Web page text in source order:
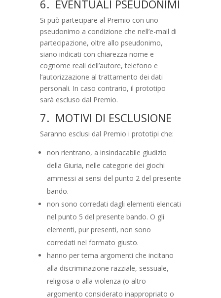
6. EVENTUALI PSEUDONIMI
Si può partecipare al Premio con uno
pseudonimo a condizione che nell’e-mail di
partecipazione, oltre allo pseudonimo,
siano indicati con chiarezza nome e
cognome reali dell’autore, telefono e
l’autorizzazione al trattamento dei dati
personali. In caso contrario, il prototipo
sarà escluso dal Premio.
7. MOTIVI DI ESCLUSIONE
Saranno esclusi dal Premio i prototipi che:
non rientrano, a insindacabile giudizio
della Giuria, nelle categorie dei giochi
ammessi ai sensi del punto 2 del presente
bando.
non sono corredati dagli elementi elencati
nel punto 5 del presente bando. O gli
elementi, pur presenti, non sono
corredati nel formato giusto.
hanno per tema argomenti che incitano
alla discriminazione razziale, sessuale,
religiosa o alla violenza (o altro
argomento considerato inappropriato o